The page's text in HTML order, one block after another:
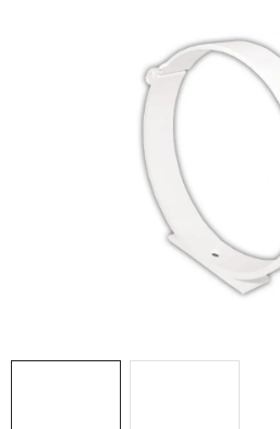
ODVLHČOVAČE
ZVLHČOVAČE VZDUCHU
NAHŘÍVACÍ POLŠTÁŘEK S